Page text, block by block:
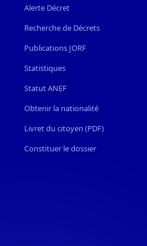
Alerte Décret
Recherche de Décrets
Publications JORF
Statistiques
Statut ANEF
Obtenir la nationalité
Livret du citoyen (PDF)
Constituer le dossier